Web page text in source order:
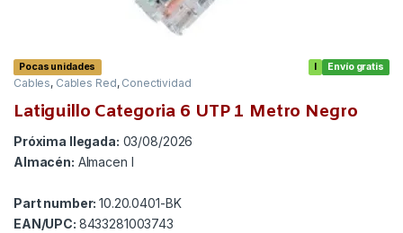
Envío gratis
Pocas unidades
Cables, Cables Red, Conectividad
Latiguillo Categoria 6 UTP 1 Metro Negro
Próxima llegada: 03/08/2026
Almacén: Almacen I
Part number:10.20.0401-BK
EAN/UPC: 8433281003743